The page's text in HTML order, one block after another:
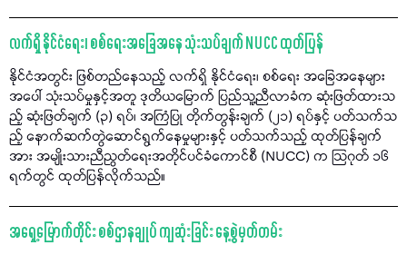
လက်ရှိ နိုင်ငံရေး၊ စစ်ရေးအခြေအနေ သုံးသပ်ချက် NUCC ထုတ်ပြန်
နိုင်ငံအတွင်း ဖြစ်တည်နေသည့် လက်ရှိ နိုင်ငံရေး၊ စစ်ရေး အခြေအနေများ
အပေါ် သုံးသပ်မှုနှင့်အတူ ဒုတိယမြောက် ပြည်သူ့ညီလာခံက ဆုံးဖြတ်ထားသ
ည့် ဆုံးဖြတ်ချက် (၃) ရပ်၊ အကြံပြု တိုက်တွန်းချက် (၂၁) ရပ်နှင့် ပတ်သက်သ
ည့် နောက်ဆက်တွဲဆောင်ရွက်နေမှုများနှင့် ပတ်သက်သည့် ထုတ်ပြန်ချက်
အား အမျိုးသားညီညွတ်ရေးအတိုင်ပင်ခံကောင်စီ (NUCC) က သြဂုတ် ၁၆
ရက်တွင် ထုတ်ပြန်လိုက်သည်။
အရှေ့မြောက်တိုင်း စစ်ဌာနချုပ် ကျဆုံးခြင်း နေ့စွဲမှတ်တမ်း